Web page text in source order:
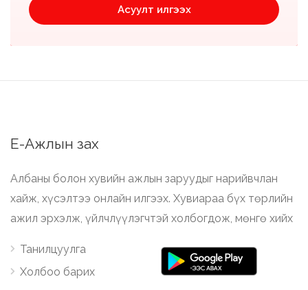
Асуулт илгээх
Е-Ажлын зах
Албаны болон хувийн ажлын заруудыг нарийвчлан
хайж, хүсэлтээ онлайн илгээх. Хувиараа бүх төрлийн
ажил эрхэлж, үйлчлүүлэгчтэй холбогдож, мөнгө хийх
Танилцуулга
Холбоо барих